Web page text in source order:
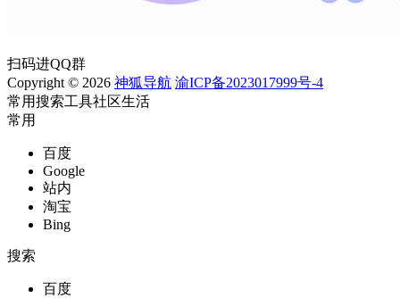
扫码进QQ群
Copyright © 2026 神狐导航 渝ICP备2023017999号-4
常用搜索工具社区生活
常用
百度
Google
站内
淘宝
Bing
搜索
百度